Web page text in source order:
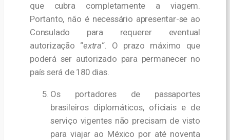
que cubra completamente a viagem.
Portanto, não é necessário apresentar-se ao
Consulado para requerer eventual
autorização “extra“. O prazo máximo que
poderá ser autorizado para permanecer no
país será de 180 dias.
Os portadores de passaportes
brasileiros diplomáticos, oficiais e de
serviço vigentes não precisam de visto
para viajar ao México por até noventa